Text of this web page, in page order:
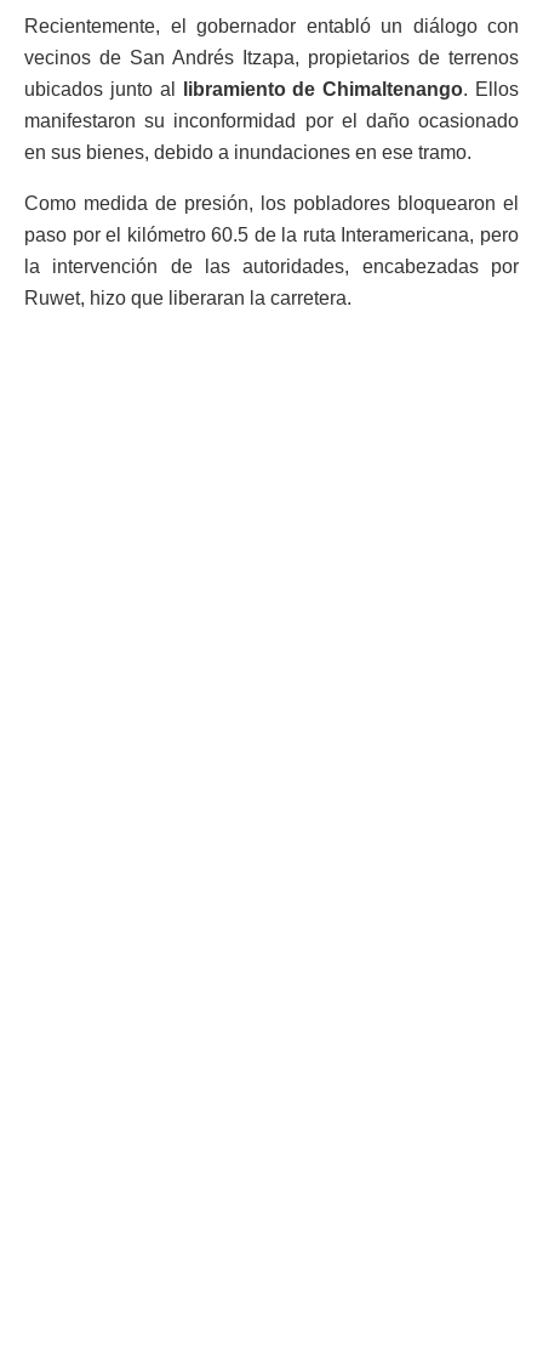
Recientemente, el gobernador entabló un diálogo con
vecinos de San Andrés Itzapa, propietarios de terrenos
ubicados junto al
libramiento de Chimaltenango. Ellos
manifestaron su inconformidad por el daño ocasionado
en sus bienes, debido a inundaciones en ese tramo.
Como medida de presión, los pobladores bloquearon el
paso por el kilómetro 60.5 de la ruta Interamericana, pero
la intervención de las autoridades, encabezadas por
Ruwet, hizo que liberaran la carretera.